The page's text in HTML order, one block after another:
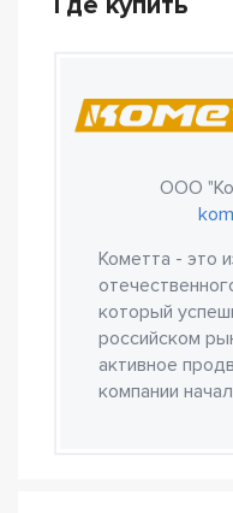
ООО
Кометта - это
который
российском
активное
компании